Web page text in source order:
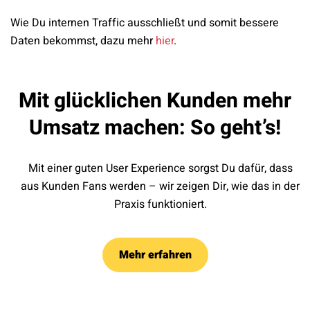
Wie Du internen Traffic ausschließt und somit bessere
Daten bekommst, dazu mehrhier.
Mit glücklichen Kunden mehr
Umsatz machen: So geht’s!
Mit einer guten User Experience sorgst Du dafür, dass
aus Kunden Fans werden – wir zeigen Dir, wie das in der
Praxis funktioniert.
Mehr erfahren